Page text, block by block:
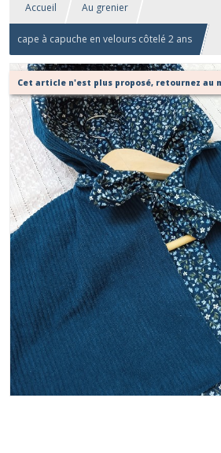
Accueil Au grenier
cape à capuche en velours côtelé 2 ans